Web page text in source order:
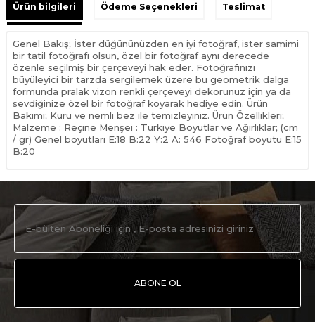
Ürün bilgileri Ödeme Seçenekleri Teslimat
Genel Bakış; İster düğününüzden en iyi fotoğraf, ister samimi
bir tatil fotoğrafı olsun, özel bir fotoğraf aynı derecede
özenle seçilmiş bir çerçeveyi hak eder. Fotoğrafınızı
büyüleyici bir tarzda sergilemek üzere bu geometrik dalga
formunda pralak vizon renkli çerçeveyi dekorunuz için ya da
sevdiğinize özel bir fotoğraf koyarak hediye edin. Ürün
Bakımı; Kuru ve nemli bez ile temizleyiniz. Ürün Özellikleri;
Malzeme : Reçine Menşei : Türkiye Boyutlar ve Ağırlıklar; (cm
/ gr) Genel boyutları E:18 B:22 Y:2 A: 546 Fotoğraf boyutu E:15
B:20
ABONE OL